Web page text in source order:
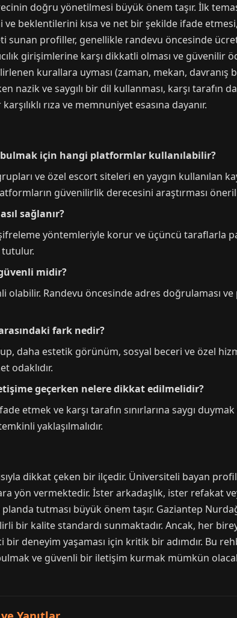
doğru yönetilmesi büyük önem taşır. İlk
beklentilerini kısa ve net bir şekilde ifade
profiller, genellikle randevu öncesinde
girişimlerine karşı dikkatli olması ve
kurallara uyması (zaman, mekan, davranış
nazik ve saygılı bir dil kullanması, karşı tarafın
rıza ve memnuniyet esasına dayanır.
için hangi platformlar kullanılabilir?
ve özel escort siteleri en yaygın kullanılan
güvenilirlik derecesini araştırması
sağlanır?
yöntemleriyle korur ve üçüncü taraflarla
midir?
olabilir. Randevu öncesinde adres doğrulaması
fark nedir?
daha estetik görünüm, sosyal beceri ve özel
odaklıdır.
geçerken nelere dikkat edilmelidir?
etmek ve karşı tarafın sınırlarına saygı
yaklaşılmalıdır.
dikkat çeken bir ilçedir. Üniversiteli bayan
yön vermektedir. İster arkadaşlık, ister refakat
tutması büyük önem taşır. Gaziantep
bir kalite standardı sunmaktadır. Ancak, her
bir deneyim yaşaması için kritik bir adımdır. Bu
ve güvenli bir iletişim kurmak mümkün